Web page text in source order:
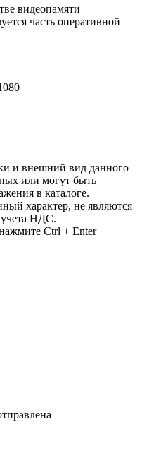
видеопамяти
часть оперативной
и внешний вид данного
или могут быть
в каталоге.
характер, не являются
учета НДС.
Ctrl + Enter